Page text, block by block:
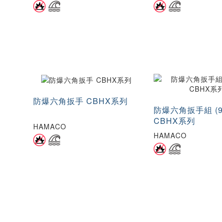
防爆六角扳手 CBHX系列
HAMACO
防爆六角扳手組
CBHX系列
HAMACO